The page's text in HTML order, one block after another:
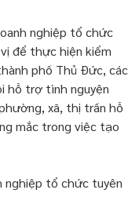
nghiệp tổ chức
để thực hiện kiểm
phố Thủ Đức, các
hỗ trợ tình nguyện
xã, thị trấn hỗ
mắc trong việc tạo
nghiệp tổ chức tuyên